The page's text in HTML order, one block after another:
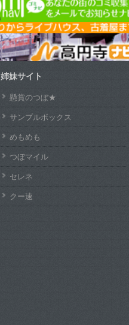
姉妹サイト
懸賞のつぼ★
サンプルボックス
めもめも
つぼマイル
セレネ
クー速